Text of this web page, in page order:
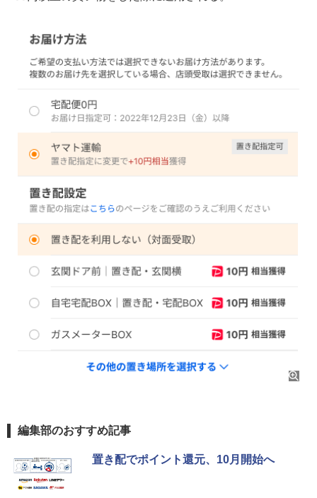
編集部のおすすめ記事
置き配でポイント還元、10月開始へ